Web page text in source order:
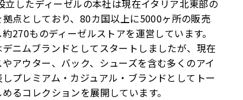
立したディーゼルの本社は現在イタリア北東部の
拠点としており、80カ国以上に5000ヶ所の販売
270ものディーゼルストアを運営しています。
ニムブランドとしてスタートしましたが、現在
アウター、バック、シューズを含む多くのアイ
プレミアム・カジュアル・ブランドとしてトー
るコレクションを展開しています。